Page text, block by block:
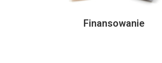
Finansowanie